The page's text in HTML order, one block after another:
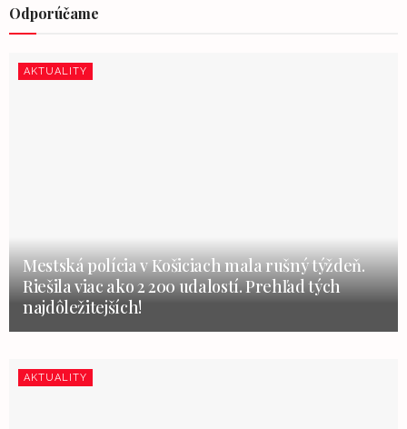
Odporúčame
AKTUALITY
Mestská polícia v Košiciach mala rušný týždeň.
Riešila viac ako 2 200 udalostí. Prehľad tých
najdôležitejších!
AKTUALITY